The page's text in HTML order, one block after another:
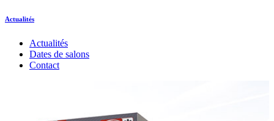
Actualités
Actualités
Dates de salons
Contact